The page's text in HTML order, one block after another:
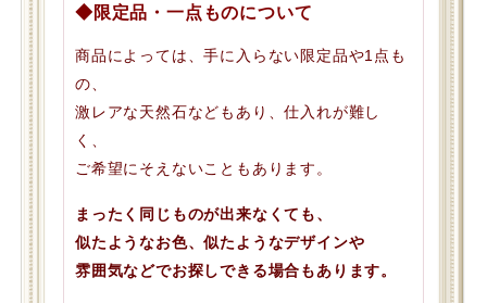
◆限定品・一点ものについて
商品によっては、手に入らない限定品や1点も
の、
激レアな天然石などもあり、仕入れが難し
く、
ご希望にそえないこともあります。
まったく同じものが出来なくても、
似たようなお色、似たようなデザインや
雰囲気などでお探しできる場合もあります。